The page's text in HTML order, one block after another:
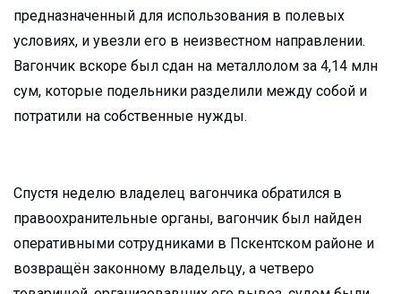
предназначенный для использования в полевых
условиях, и увезли его в неизвестном направлении.
Вагончик вскоре был сдан на металлолом за 4,14 млн
сум, которые подельники разделили между собой и
потратили на собственные нужды.
Спустя неделю владелец вагончика обратился в
правоохранительные органы, вагончик был найден
оперативными сотрудниками в Пскентском районе и
возвращён законному владельцу, а четверо